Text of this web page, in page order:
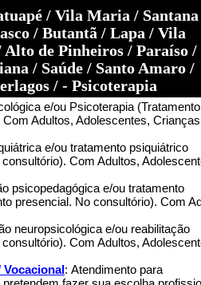
/ Vila Maria /
/ Butantã / Lapa / Vila
de Pinheiros / Paraíso /
/ Saúde / Santo Amaro /
/ - Psicoterapia
e/ou Psicoterapia (Tratamento
Adultos, Adolescentes,
e/ou tratamento psiquiátrico
Com Adultos,
psicopedagógica e/ou tratamento
presencial. No consultório). Com
neuropsicológica e/ou reabilitação
Com Adultos,
: Atendimento para